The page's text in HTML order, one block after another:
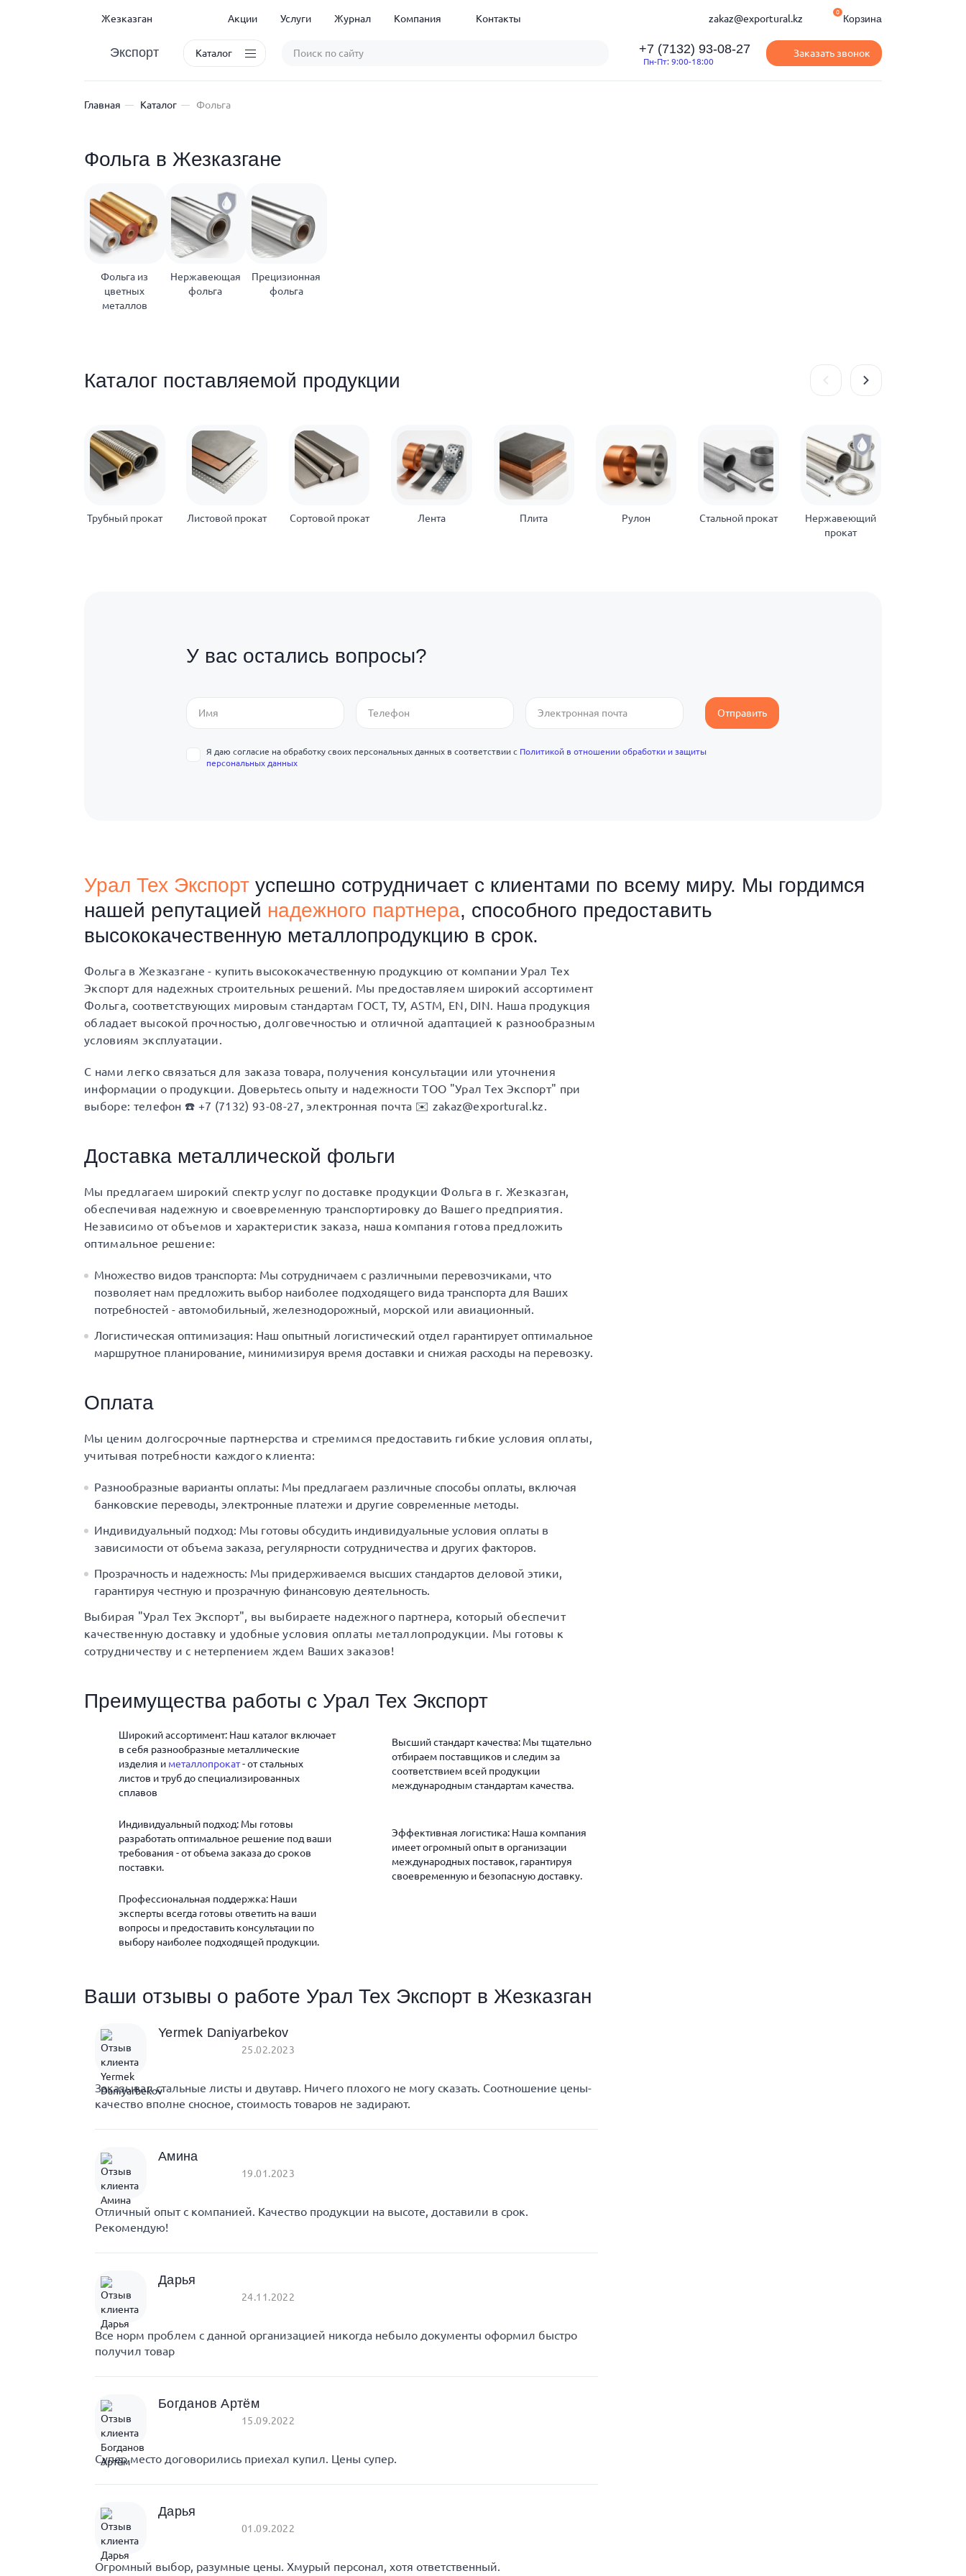
Жезказган Акции Услуги Журнал Компания Контакты zakaz@exportural.kz Корзина
0
Экспорт Каталог +7 (7132) 93-08-27
Пн-Пт: 9:00-18:00
Заказать звонок
Главная Каталог Фольга
Фольга в Жезказгане
Фольга из
цветных
металлов
Нержавеющая
фольга
Прецизионная
фольга
Каталог поставляемой продукции
Трубный прокат Листовой прокат Сортовой прокат Лента Плита Рулон Стальной прокат
Нержавеющий
прокат
У вас остались вопросы?
Отправить
Я даю согласие на обработку своих персональных данных в соответствии с Политикой в отношении обработки и защиты
персональных данных
Урал Тех Экспорт успешно сотрудничает с клиентами по всему миру. Мы гордимся
нашей репутацией надежного партнера, способного предоставить
высококачественную металлопродукцию в срок.
Фольга в Жезказгане - купить высококачественную продукцию от компании Урал Тех
Экспорт для надежных строительных решений. Мы предоставляем широкий ассортимент
Фольга, соответствующих мировым стандартам ГОСТ, ТУ, ASTM, EN, DIN. Наша продукция
обладает высокой прочностью, долговечностью и отличной адаптацией к разнообразным
условиям эксплуатации.
С нами легко связаться для заказа товара, получения консультации или уточнения
информации о продукции. Доверьтесь опыту и надежности ТОО "Урал Тех Экспорт" при
выборе: телефон ☎️ +7 (7132) 93-08-27, электронная почта ✉️ zakaz@exportural.kz.
Доставка металлической фольги
Мы предлагаем широкий спектр услуг по доставке продукции Фольга в г. Жезказган,
обеспечивая надежную и своевременную транспортировку до Вашего предприятия.
Независимо от объемов и характеристик заказа, наша компания готова предложить
оптимальное решение:
Множество видов транспорта: Мы сотрудничаем с различными перевозчиками, что
позволяет нам предложить выбор наиболее подходящего вида транспорта для Ваших
потребностей - автомобильный, железнодорожный, морской или авиационный.
Логистическая оптимизация: Наш опытный логистический отдел гарантирует оптимальное
маршрутное планирование, минимизируя время доставки и снижая расходы на перевозку.
Оплата
Мы ценим долгосрочные партнерства и стремимся предоставить гибкие условия оплаты,
учитывая потребности каждого клиента:
Разнообразные варианты оплаты: Мы предлагаем различные способы оплаты, включая
банковские переводы, электронные платежи и другие современные методы.
Индивидуальный подход: Мы готовы обсудить индивидуальные условия оплаты в
зависимости от объема заказа, регулярности сотрудничества и других факторов.
Прозрачность и надежность: Мы придерживаемся высших стандартов деловой этики,
гарантируя честную и прозрачную финансовую деятельность.
Выбирая "Урал Тех Экспорт", вы выбираете надежного партнера, который обеспечит
качественную доставку и удобные условия оплаты металлопродукции. Мы готовы к
сотрудничеству и с нетерпением ждем Ваших заказов!
Преимущества работы с Урал Тех Экспорт
Широкий ассортимент: Наш каталог включает
в себя разнообразные металлические
изделия и металлопрокат- от стальных
листов и труб до специализированных
сплавов
Высший стандарт качества: Мы тщательно
отбираем поставщиков и следим за
соответствием всей продукции
международным стандартам качества.
Индивидуальный подход: Мы готовы
разработать оптимальное решение под ваши
требования - от объема заказа до сроков
поставки.
Эффективная логистика: Наша компания
имеет огромный опыт в организации
международных поставок, гарантируя
своевременную и безопасную доставку.
Профессиональная поддержка: Наши
эксперты всегда готовы ответить на ваши
вопросы и предоставить консультации по
выбору наиболее подходящей продукции.
Ваши отзывы о работе Урал Тех Экспорт в Жезказган
Yermek Daniyarbekov
25.02.2023
Заказывал стальные листы и двутавр. Ничего плохого не могу сказать. Соотношение цены-
качество вполне сносное, стоимость товаров не задирают.
Амина
19.01.2023
Отличный опыт с компанией. Качество продукции на высоте, доставили в срок.
Рекомендую!
Дарья
24.11.2022
Все норм проблем с данной организацией никогда небыло документы оформил быстро
получил товар
Богданов Артём
15.09.2022
Супер место договорились приехал купил. Цены супер.
Дарья
01.09.2022
Огромный выбор, разумные цены. Хмурый персонал, хотя ответственный.